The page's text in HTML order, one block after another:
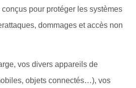
pour protéger les systèmes
dommages et accès non
vos divers appareils de
objets connectés…), vos